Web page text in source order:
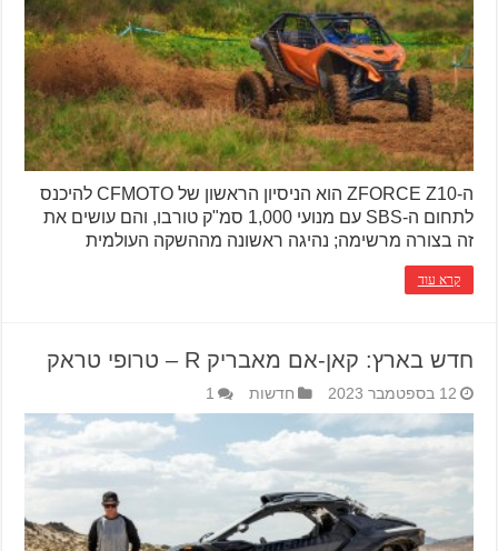
ה-ZFORCE Z10 הוא הניסיון הראשון של CFMOTO להיכנס
לתחום ה-SBS עם מנועי 1,000 סמ"ק טורבו, והם עושים את
זה בצורה מרשימה; נהיגה ראשונה מההשקה העולמית
קרא עוד
חדש בארץ: קאן-אם מאבריק R – טרופי טראק
12 בספטמבר 2023 חדשות 1